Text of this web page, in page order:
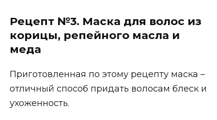
Рецепт №3. Маска для волос из
корицы, репейного масла и
меда
Приготовленная по этому рецепту маска –
отличный способ придать волосам блеск и
ухоженность.